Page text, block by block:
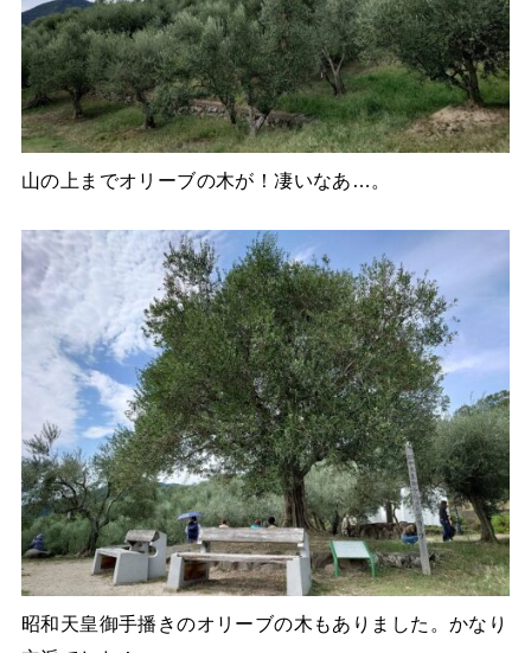
山の上までオリーブの木が！凄いなあ…。
昭和天皇御手播きのオリーブの木もありました。かなり